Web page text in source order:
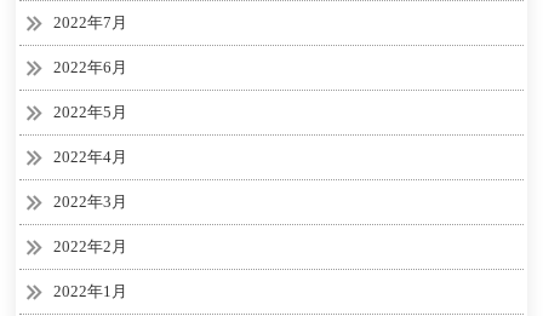
2022年7月
2022年6月
2022年5月
2022年4月
2022年3月
2022年2月
2022年1月